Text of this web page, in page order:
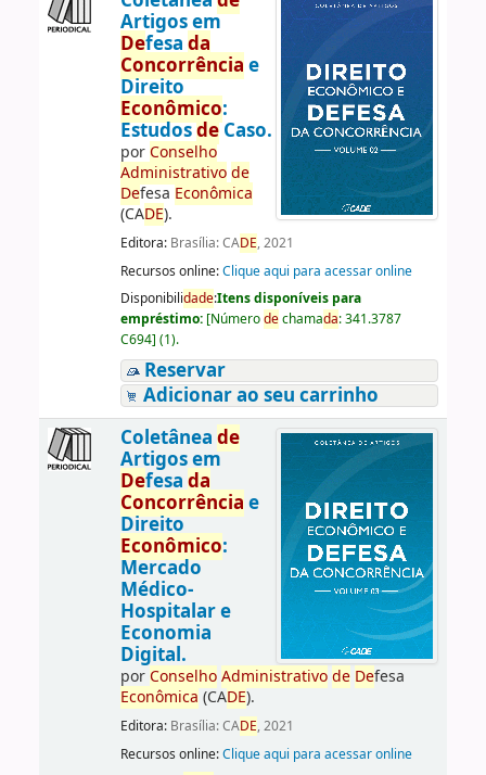
Artigos em
Defesa da
Concorrência e
Direito
Econômico:
EstudosdeCaso.
porConselho
Administrativo de
Defesa Econômica
(CADE).
Editora: Brasília: CADE, 2021
Recursos online:Clique aqui para acessar online
Disponibilidade:Itens disponíveis para
empréstimo: [Númerodechamada:341.3787
C694] (1).
Reservar
Adicionar ao seu carrinho
Coletânea de
Artigos em
Defesa da
Concorrência e
Direito
Econômico:
Mercado
Médico-
Hospitalar e
Economia
Digital.
porConselho Administrativo de Defesa
Econômica (CADE).
Editora: Brasília: CADE, 2021
Recursos online:Clique aqui para acessar online